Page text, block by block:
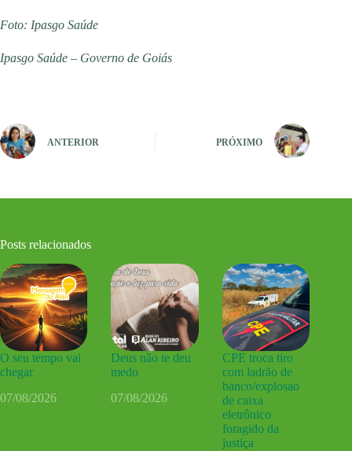
Foto: Ipasgo Saúde
Ipasgo Saúde – Governo de Goiás
ANTERIOR PRÓXIMO
Posts relacionados
O seu tempo vai
chegar
07/08/2026
Deus não te deu
medo
07/08/2026
CPE troca tiro
com ladrão de
banco/explosao
de caixa
eletrônico
foragido da
justiça